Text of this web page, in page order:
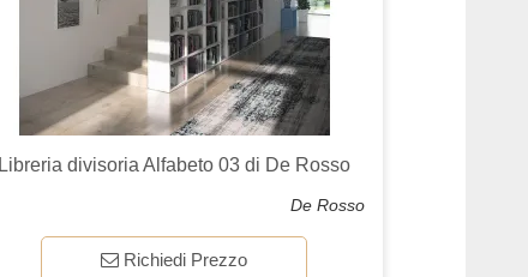
Libreria divisoria Alfabeto 03 di De Rosso
De Rosso
Richiedi Prezzo